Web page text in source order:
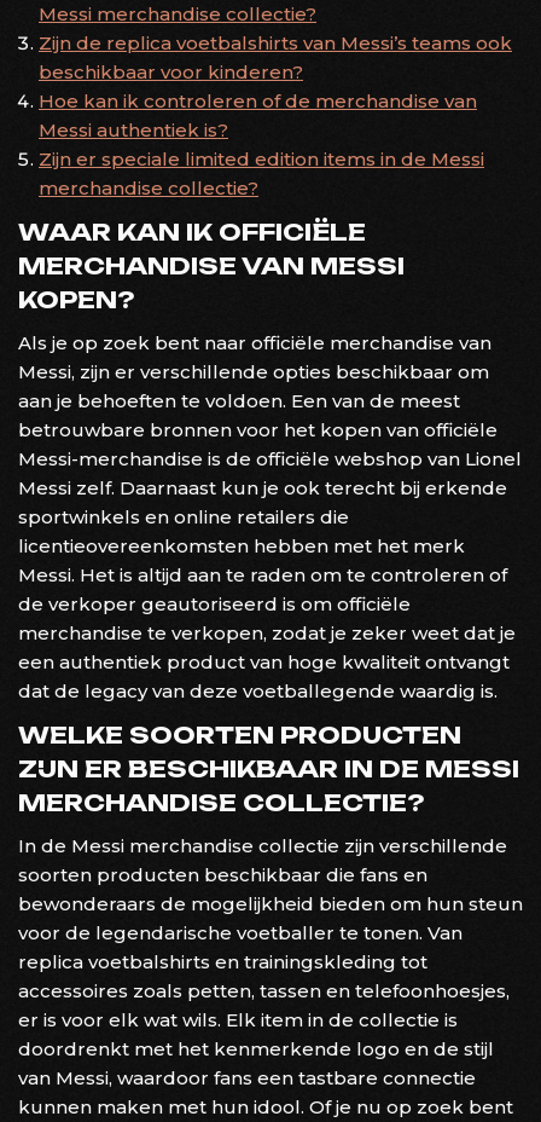
Messi merchandise collectie?
Zijn de replica voetbalshirts van Messi’s teams ook
beschikbaar voor kinderen?
Hoe kan ik controleren of de merchandise van
Messi authentiek is?
Zijn er speciale limited edition items in de Messi
merchandise collectie?
WAAR KAN IK OFFICIËLE
MERCHANDISE VAN MESSI
KOPEN?
Als je op zoek bent naar officiële merchandise van
Messi, zijn er verschillende opties beschikbaar om
aan je behoeften te voldoen. Een van de meest
betrouwbare bronnen voor het kopen van officiële
Messi-merchandise is de officiële webshop van Lionel
Messi zelf. Daarnaast kun je ook terecht bij erkende
sportwinkels en online retailers die
licentieovereenkomsten hebben met het merk
Messi. Het is altijd aan te raden om te controleren of
de verkoper geautoriseerd is om officiële
merchandise te verkopen, zodat je zeker weet dat je
een authentiek product van hoge kwaliteit ontvangt
dat de legacy van deze voetballegende waardig is.
WELKE SOORTEN PRODUCTEN
ZIJN ER BESCHIKBAAR IN DE MESSI
MERCHANDISE COLLECTIE?
In de Messi merchandise collectie zijn verschillende
soorten producten beschikbaar die fans en
bewonderaars de mogelijkheid bieden om hun steun
voor de legendarische voetballer te tonen. Van
replica voetbalshirts en trainingskleding tot
accessoires zoals petten, tassen en telefoonhoesjes,
er is voor elk wat wils. Elk item in de collectie is
doordrenkt met het kenmerkende logo en de stijl
van Messi, waardoor fans een tastbare connectie
kunnen maken met hun idool. Of je nu op zoek bent